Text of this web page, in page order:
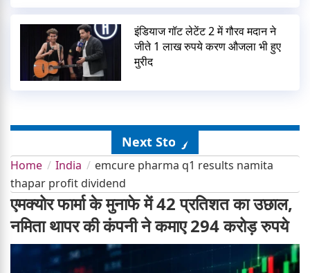
इंडियाज गॉट लेटेंट 2 में गौरव मदान ने
जीते 1 लाख रुपये करण औजला भी हुए
मुरीद
Next Story
Home India
emcure pharma q1 results namita
thapar profit dividend
एमक्योर फार्मा के मुनाफे में 42 प्रतिशत का उछाल,
नमिता थापर की कंपनी ने कमाए 294 करोड़ रुपये